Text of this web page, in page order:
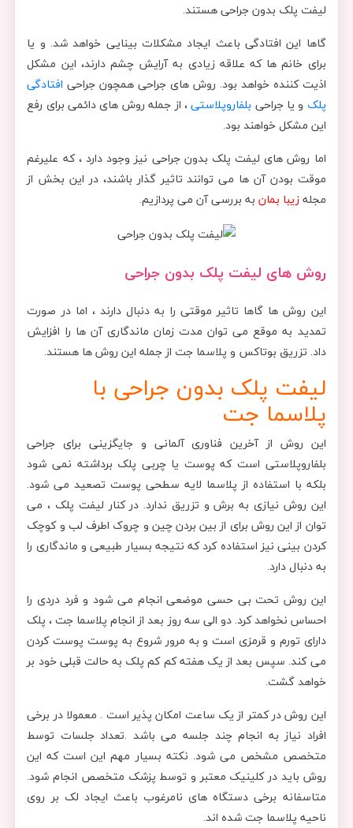
لیفت پلک بدون جراحی هستند.
گاها این افتادگی باعث ایجاد مشکلات بینایی خواهد شد. و یا
برای خانم ها که علاقه زیادی به آرایش چشم دارند، این مشکل
اذیت کننده خواهد بود. روش های جراحی همچون جراحی افتادگی
پلک و یا جراحی بلفاروپلاستی، از جمله روش های دائمی برای رفع
این مشکل خواهند بود.
اما روش های لیفت پلک بدون جراحی نیز وجود دارد ، که علیرغم
موقت بودن آن ها می توانند تاثیر گذار باشند، در این بخش از
مجلهزیبا بمان به بررسی آن می پردازیم.
روش های لیفت پلک بدون جراحی
این روش ها گاها تاثیر موقتی را به دنبال دارند ، اما در صورت
تمدید به موقع می توان مدت زمان ماندگاری آن ها را افزایش
داد. تزریق بوتاکس و پلاسما جت از جمله این روش ها هستند.
لیفت پلک بدون جراحی با
پلاسما جت
این روش از آخرین فناوری آلمانی و جایگزینی برای جراحی
بلفاروپلاستی است که پوست یا چربی پلک برداشته نمی شود
بلکه با استفاده از پلاسما لایه سطحی پوست تصعید می شود.
این روش نیازی به برش و تزریق ندارد. در کنار لیفت پلک ، می
توان از این روش برای از بین بردن چین و چروک اطرف لب و کوچک
کردن بینی نیز استفاده کرد کهنتیجه بسیار طبیعی و ماندگاری را
به دنبال دارد.
این روش تحت بی حسی موضعی انجام می شود و فرد دردی را
احساس نخواهد کرد. دو الی سه روز بعد از انجام پلاسما جت ، پلک
دارای تورم و قرمزی است و به مرور شروع به پوست پوست کردن
می کند. سپس بعد از یک هفته کم کم پلک به حالت قبلی خود بر
خواهد گشت.
این روش در کمتر از یک ساعت امکان پذیر است . معمولا در برخی
افراد نیاز به انجام چند جلسه می باشد .تعداد جلسات توسط
متخصص مشخص می شود. نکته بسیار مهم این است که این
روش باید در کلینیک معتبر و توسط پزشک متخصص انجام شود.
متاسفانه برخی دستگاه های نامرغوب باعث ایجاد لک بر روی
ناحیه پلاسما جت شده اند.